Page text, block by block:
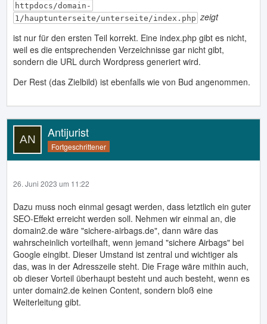
httpdocs/domain-
1/hauptunterseite/unterseite/index.php zeigt
ist nur für den ersten Teil korrekt. Eine index.php gibt es nicht,
weil es die entsprechenden Verzeichnisse gar nicht gibt,
sondern die URL durch Wordpress generiert wird.
Der Rest (das Zielbild) ist ebenfalls wie von Bud angenommen.
Antijurist
Fortgeschrittener
26. Juni 2023 um 11:22
Dazu muss noch einmal gesagt werden, dass letztlich ein guter
SEO-Effekt erreicht werden soll. Nehmen wir einmal an, die
domain2.de wäre "sichere-airbags.de", dann wäre das
wahrscheinlich vorteilhaft, wenn jemand "sichere Airbags" bei
Google eingibt. Dieser Umstand ist zentral und wichtiger als
das, was in der Adresszeile steht. Die Frage wäre mithin auch,
ob dieser Vorteil überhaupt besteht und auch besteht, wenn es
unter domain2.de keinen Content, sondern bloß eine
Weiterleitung gibt.